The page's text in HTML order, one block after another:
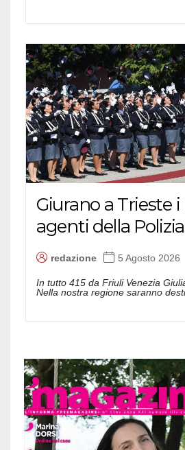
Giurano a Trieste
agenti della Polizia
redazione 5 Agosto 2026
In tutto 415 da Friuli Venezia
Nella nostra regione saranno